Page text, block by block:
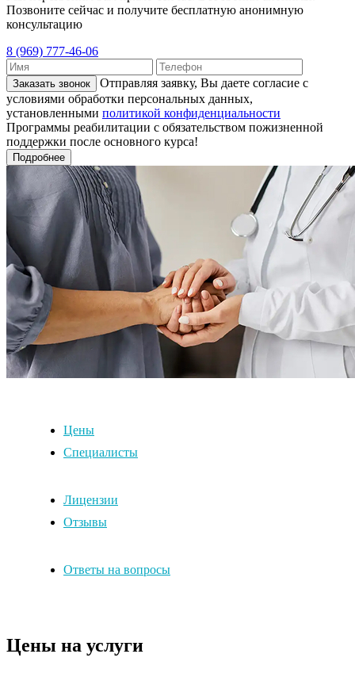
Позвоните сейчас и получите бесплатную анонимную
консультацию
8 (969) 777-46-06
Заказать звонок
Отправляя заявку, Вы даете согласие с
условиями обработки персональных данных,
установленными политикой конфиденциальности
Программы реабилитации с обязательством пожизненной
поддержки после основного курса!
Подробнее
Цены
Специалисты
Лицензии
Отзывы
Ответы на вопросы
Цены на услуги